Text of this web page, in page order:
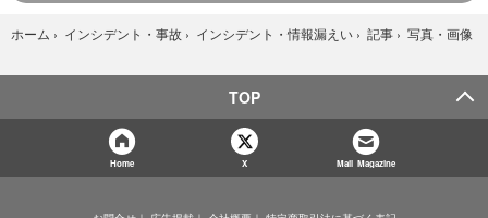
ホーム › インシデント・事故 › インシデント・情報漏えい › 記事 › 写真・画像
TOP
Home X Mail Magazine